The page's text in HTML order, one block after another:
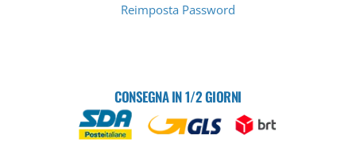
Reimposta Password
CONSEGNA IN 1/2 GIORNI